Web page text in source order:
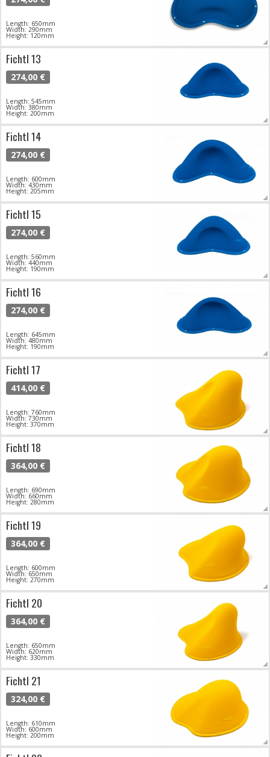
Length: 650mm
Width: 290mm
Height: 120mm
Fichtl 13
274,00 €
Length: 545mm
Width: 380mm
Height: 200mm
Fichtl 14
274,00 €
Length: 600mm
Width: 430mm
Height: 205mm
Fichtl 15
274,00 €
Length: 560mm
Width: 440mm
Height: 190mm
Fichtl 16
274,00 €
Length: 645mm
Width: 480mm
Height: 190mm
Fichtl 17
414,00 €
Length: 760mm
Width: 730mm
Height: 370mm
Fichtl 18
364,00 €
Length: 690mm
Width: 660mm
Height: 280mm
Fichtl 19
364,00 €
Length: 600mm
Width: 650mm
Height: 270mm
Fichtl 20
364,00 €
Length: 650mm
Width: 620mm
Height: 330mm
Fichtl 21
324,00 €
Length: 610mm
Width: 600mm
Height: 200mm